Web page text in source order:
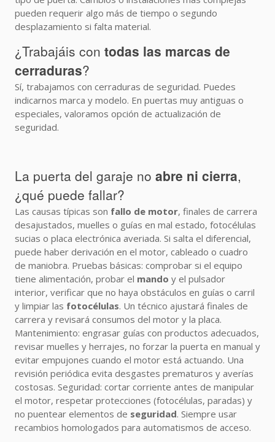
pueden requerir algo más de tiempo o segundo
desplazamiento si falta material.
¿Trabajáis con todas las marcas de
cerraduras?
Sí, trabajamos con cerraduras de seguridad. Puedes
indicarnos marca y modelo. En puertas muy antiguas o
especiales, valoramos opción de actualización de
seguridad.
La puerta del garaje no abre ni cierra,
¿qué puede fallar?
Las causas típicas son fallo de motor, finales de carrera
desajustados, muelles o guías en mal estado, fotocélulas
sucias o placa electrónica averiada. Si salta el diferencial,
puede haber derivación en el motor, cableado o cuadro
de maniobra. Pruebas básicas: comprobar si el equipo
tiene alimentación, probar el mando y el pulsador
interior, verificar que no haya obstáculos en guías o carril
y limpiar las fotocélulas. Un técnico ajustará finales de
carrera y revisará consumos del motor y la placa.
Mantenimiento: engrasar guías con productos adecuados,
revisar muelles y herrajes, no forzar la puerta en manual y
evitar empujones cuando el motor está actuando. Una
revisión periódica evita desgastes prematuros y averías
costosas. Seguridad: cortar corriente antes de manipular
el motor, respetar protecciones (fotocélulas, paradas) y
no puentear elementos de seguridad. Siempre usar
recambios homologados para automatismos de acceso.